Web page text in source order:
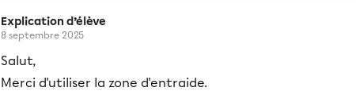
Explication d’élève
8 septembre 2025
Salut,
Merci d'utiliser la zone d'entraide.